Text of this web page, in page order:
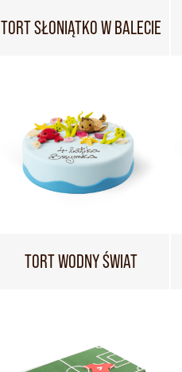
TORT SŁONIĄTKO W BALECIE
TORT WODNY ŚWIAT